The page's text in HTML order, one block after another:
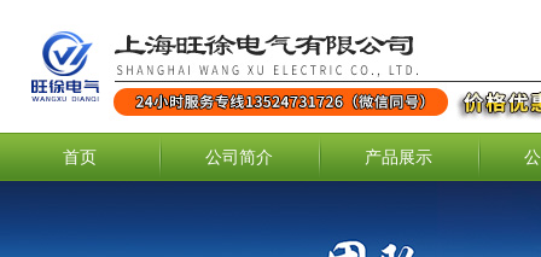
首页 公司简介 产品展示